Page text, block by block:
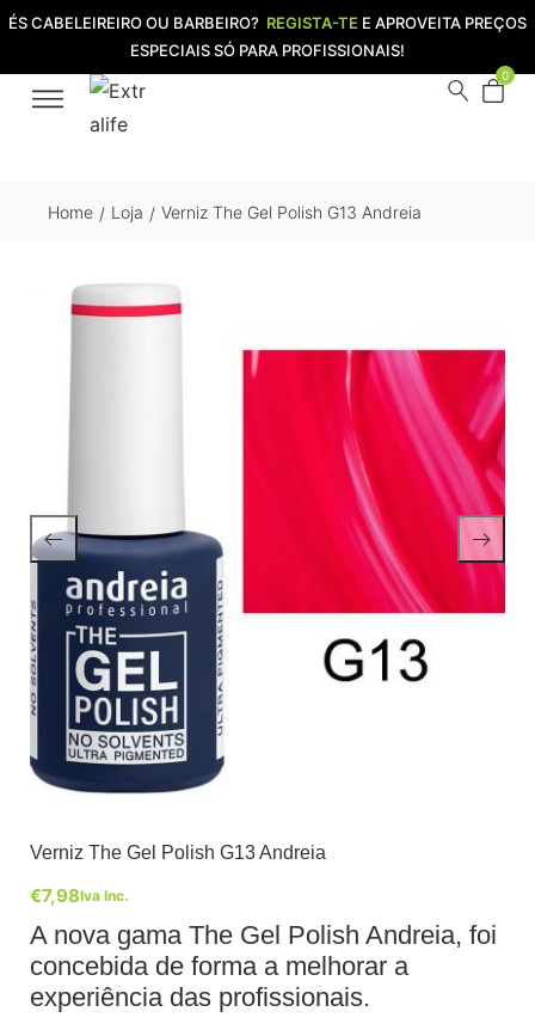
ÉS CABELEIREIRO OU BARBEIRO? REGISTA-TE E APROVEITA PREÇOS
ESPECIAIS SÓ PARA PROFISSIONAIS!
0
Home / Loja / Verniz The Gel Polish G13 Andreia
Verniz The Gel Polish G13 Andreia
€7,98Iva Inc.
A nova gama The Gel Polish Andreia, foi
concebida de forma a melhorar a
experiência das profissionais.